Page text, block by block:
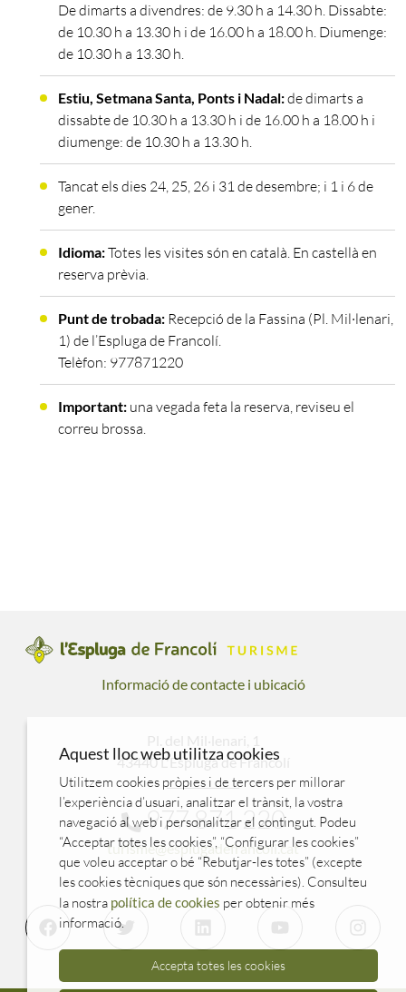
De dimarts a divendres: de 9.30 h a 14.30 h. Dissabte:
de 10.30 h a 13.30 h i de 16.00 h a 18.00 h. Diumenge:
de 10.30 h a 13.30 h.
Estiu, Setmana Santa, Ponts i Nadal:de dimarts a
dissabte de 10.30 h a 13.30 h i de 16.00 h a 18.00 h i
diumenge: de 10.30 h a 13.30 h.
Tancat els dies 24, 25, 26 i 31 de desembre; i 1 i 6 de
gener.
Idioma:Totes les visites són en català. En castellà en
reserva prèvia.
Punt de trobada: Recepció de la Fassina (Pl. Mil·lenari,
1) de l’Espluga de Francolí.
Telèfon: 977871220
Important:una vegada feta la reserva, reviseu el
correu brossa.
Informació de contacte i ubicació
Pl. del Mil·lenari, 1
43440 L'Espluga de Francolí
977 871 220
turisme@esplugadefrancoli.cat
Aquest lloc web utilitza cookies
Utilitzem cookies pròpies i de tercers per millorar
l’experiència d’usuari, analitzar el trànsit, la vostra
navegació al web i personalitzar el contingut. Podeu
“Acceptar totes les cookies”, “Configurar les cookies”
que voleu acceptar o bé “Rebutjar-les totes” (excepte
les cookies tècniques que són necessàries). Consulteu
la nostra política de cookies per obtenir més
informació.
Accepta totes les cookies